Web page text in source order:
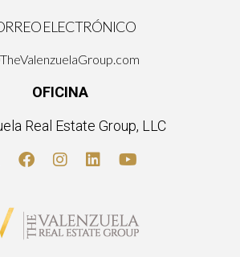
ELECTRÓNICO
OFICINA
Real Estate Group, LLC